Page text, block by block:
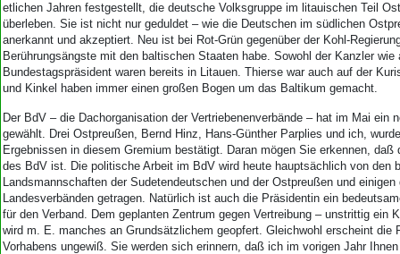
etlichen Jahren festgestellt, die deutsche Volksgruppe im litauischen Teil
überleben. Sie ist nicht nur geduldet – wie die Deutschen im südlichen
anerkannt und akzeptiert. Neu ist bei Rot-Grün gegenüber der Kohl-
Berührungsängste mit den baltischen Staaten habe. Sowohl der Kanzler wie
Bundestagspräsident waren bereits in Litauen. Thierse war auch auf der
und Kinkel haben immer einen großen Bogen um das Baltikum gemacht.
Der BdV – die Dachorganisation der Vertriebenenverbände – hat im Mai ein
gewählt. Drei Ostpreußen, Bernd Hinz, Hans-Günther Parplies und ich,
Ergebnissen in diesem Gremium bestätigt. Daran mögen Sie erkennen, daß
des BdV ist. Die politische Arbeit im BdV wird heute hauptsächlich von den
Landsmannschaften der Sudetendeutschen und der Ostpreußen und einigen
Landesverbänden getragen. Natürlich ist auch die Präsidentin ein
für den Verband. Dem geplanten Zentrum gegen Vertreibung – unstrittig ein
wird m. E. manches an Grundsätzlichem geopfert. Gleichwohl erscheint die
Vorhabens ungewiß. Sie werden sich erinnern, daß ich im vorigen Jahr